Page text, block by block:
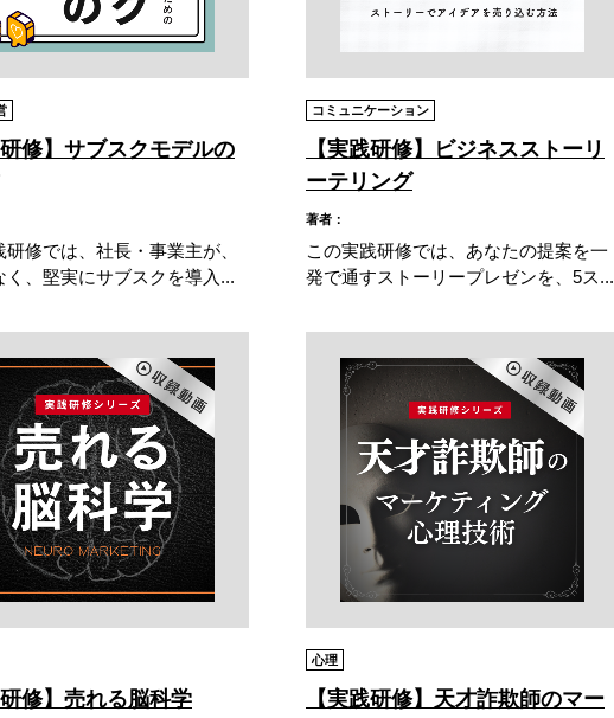
研修】サブスクモデルの
研修では、社長・事業主が、
く、堅実にサブスクを導入...
コミュニケーション
【実践研修】ビジネスストーリ
ーテリング
著者：
この実践研修では、あなたの提案を一
発で通すストーリープレゼンを、5ス...
研修】売れる脳科学
心理
【実践研修】天才詐欺師のマー